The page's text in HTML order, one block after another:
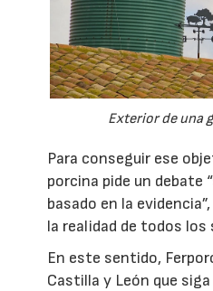
Exterior de una
Para conseguir ese
porcina pide un debate
basado en la
la realidad de todos
En este sentido,
Castilla y León que